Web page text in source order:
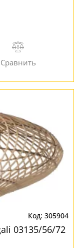
305904
03135/56/72